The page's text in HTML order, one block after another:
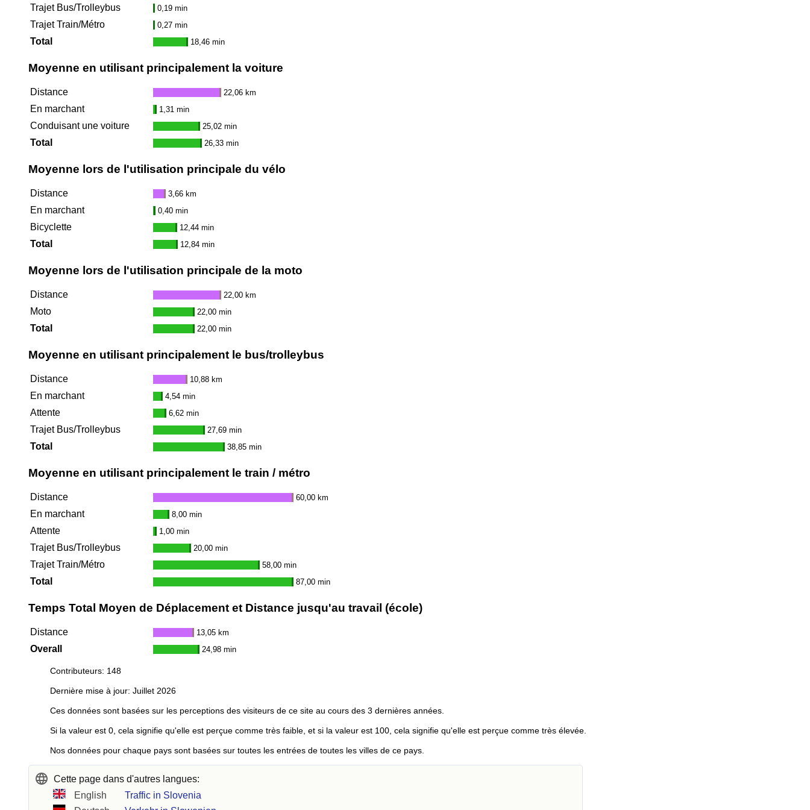
Trajet Bus/Trolleybus 0,19 min
Trajet Train/Métro 0,27 min
Total 18,46 min
Moyenne en utilisant principalement la voiture
Distance 22,06 km
En marchant 1,31 min
Conduisant une voiture 25,02 min
Total 26,33 min
Moyenne lors de l'utilisation principale du vélo
Distance 3,66 km
En marchant 0,40 min
Bicyclette 12,44 min
Total 12,84 min
Moyenne lors de l'utilisation principale de la moto
Distance 22,00 km
Moto 22,00 min
Total 22,00 min
Moyenne en utilisant principalement le bus/trolleybus
Distance 10,88 km
En marchant 4,54 min
Attente 6,62 min
Trajet Bus/Trolleybus 27,69 min
Total 38,85 min
Moyenne en utilisant principalement le train / métro
Distance 60,00 km
En marchant 8,00 min
Attente 1,00 min
Trajet Bus/Trolleybus 20,00 min
Trajet Train/Métro 58,00 min
Total 87,00 min
Temps Total Moyen de Déplacement et Distance jusqu'au travail (école)
Distance 13,05 km
Overall 24,98 min
Contributeurs: 148
Dernière mise à jour: Juillet 2026
Ces données sont basées sur les perceptions des visiteurs de ce site au cours des 3 dernières années.
Si la valeur est 0, cela signifie qu'elle est perçue comme très faible, et si la valeur est 100, cela signifie qu'elle est perçue comme très élevée.
Nos données pour chaque pays sont basées sur toutes les entrées de toutes les villes de ce pays.
Cette page dans d'autres langues:
English
Traffic in Slovenia